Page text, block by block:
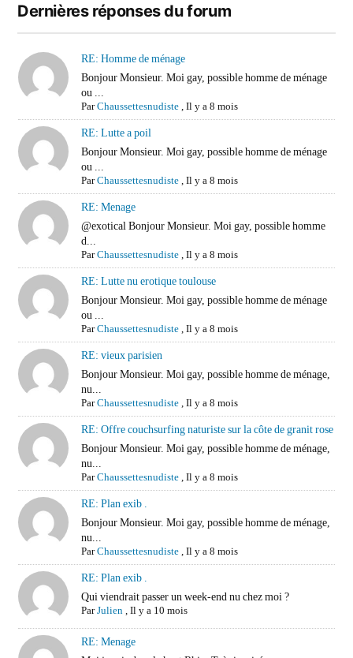
Dernières réponses du forum
RE: Homme de ménage
Bonjour Monsieur. Moi gay, possible homme de ménage
ou ...
ParChaussettesnudiste,Il y a 8 mois
RE: Lutte a poil
Bonjour Monsieur. Moi gay, possible homme de ménage
ou ...
ParChaussettesnudiste,Il y a 8 mois
RE: Menage
@exotical Bonjour Monsieur. Moi gay, possible homme
d...
ParChaussettesnudiste,Il y a 8 mois
RE: Lutte nu erotique toulouse
Bonjour Monsieur. Moi gay, possible homme de ménage
ou ...
ParChaussettesnudiste,Il y a 8 mois
RE: vieux parisien
Bonjour Monsieur. Moi gay, possible homme de ménage,
nu...
ParChaussettesnudiste,Il y a 8 mois
RE: Offre couchsurfing naturiste sur la côte de granit rose
Bonjour Monsieur. Moi gay, possible homme de ménage,
nu...
ParChaussettesnudiste,Il y a 8 mois
RE: Plan exib .
Bonjour Monsieur. Moi gay, possible homme de ménage,
nu...
ParChaussettesnudiste,Il y a 8 mois
RE: Plan exib .
Qui viendrait passer un week-end nu chez moi ?
ParJulien,Il y a 10 mois
RE: Menage